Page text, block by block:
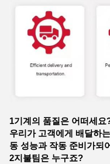
1기계의 품질은 어떠세요
우리가 고객에게 배달하
동 성능과 작동 준비가되
2지불팀은 누구죠?